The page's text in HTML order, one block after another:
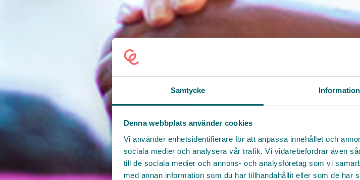
Samtycke Information
Denna webbplats använder cookies
Vi använder enhetsidentifierare för att anpassa innehållet och
sociala medier och analysera vår trafik. Vi vidarebefordrar även
till de sociala medier och annons- och analysföretag som vi
med annan information som du har tillhandahållit eller som de har